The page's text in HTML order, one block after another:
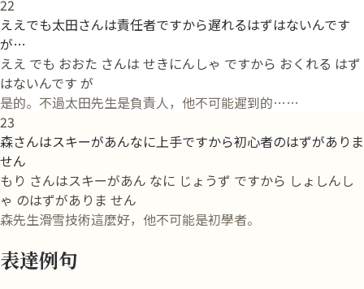
22
ええでも太田さんは責任者ですから遅れるはずはないんです
が…
ええ でも おおた さんは せきにんしゃ ですから おくれる はず
はないんです が
是的。不過太田先生是負責人，他不可能遲到的……
23
森さんはスキーがあんなに上手ですから初心者のはずがありま
せん
もり さんはスキーがあん なに じょうず ですから しょしんし
ゃ のはずがありま せん
森先生滑雪技術這麼好，他不可能是初學者。
表達例句